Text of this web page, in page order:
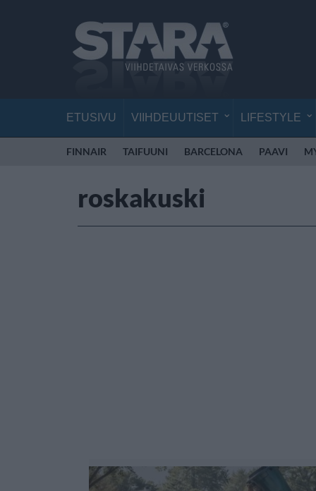
ETUSIVU VIIHDEUUTISET LIFESTYLE
FINNAIR TAIFUUNI BARCELONA PAAVI
roskakuski